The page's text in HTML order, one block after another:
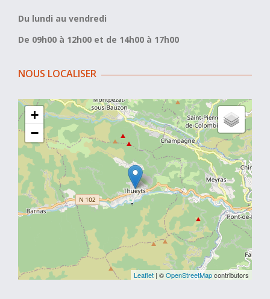
Du lundi au vendredi
De 09h00 à 12h00 et de 14h00 à 17h00
NOUS LOCALISER
+
−
Leaflet | ©OpenStreetMapcontributors